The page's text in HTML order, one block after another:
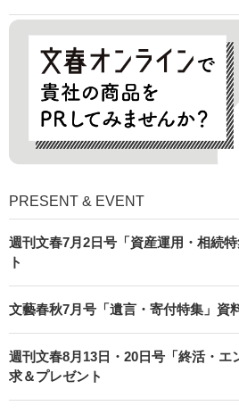
PRESENT & EVENT
週刊文春7月2日号「資産運用・相続
ト
文藝春秋7月号「遺言・寄付特集」資
週刊文春8月13日・20日号「終活・エ
求＆プレゼント